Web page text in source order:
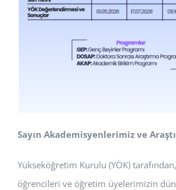
Sayın Akademisyenlerimiz ve
Yükseköğretim Kurulu (YÖK)
öğrencileri ve öğretim üyelerimizin